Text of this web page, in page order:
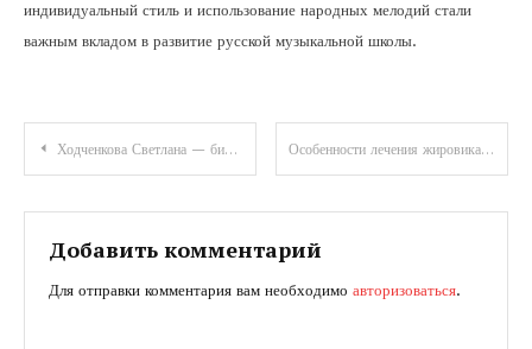
индивидуальный стиль и использование народных мелодий стали
важным вкладом в развитие русской музыкальной школы.
Навигация
по
записям
Ходченкова Светлана — биография, дети и личная жизнь — интересные факты о популярной актрисе! Особенности лечения жировика на лобке и в паху у мужчин и женщин
Добавить комментарий
Для отправки комментария вам необходимо авторизоваться.